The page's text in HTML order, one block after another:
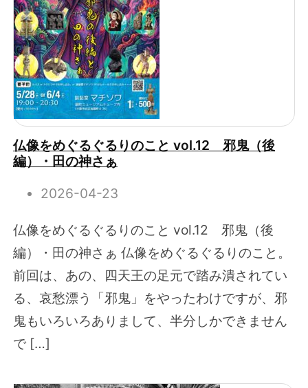
仏像をめぐるぐるりのこと vol.12 邪鬼（後
編）・田の神さぁ
2026-04-23
仏像をめぐるぐるりのこと vol.12 邪鬼（後
編）・田の神さぁ 仏像をめぐるぐるりのこと。
前回は、あの、四天王の足元で踏み潰されてい
る、哀愁漂う「邪鬼」をやったわけですが、邪
鬼もいろいろありまして、半分しかできません
で […]